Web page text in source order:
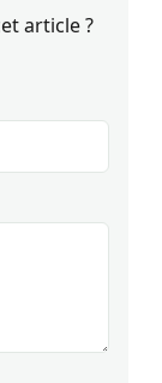
article ?